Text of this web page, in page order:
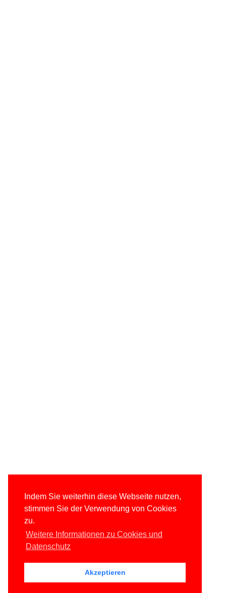
Indem Sie weiterhin diese Webseite nutzen,
stimmen Sie der Verwendung von Cookies
zu.
Weitere Informationen zu Cookies und
Datenschutz
Akzeptieren